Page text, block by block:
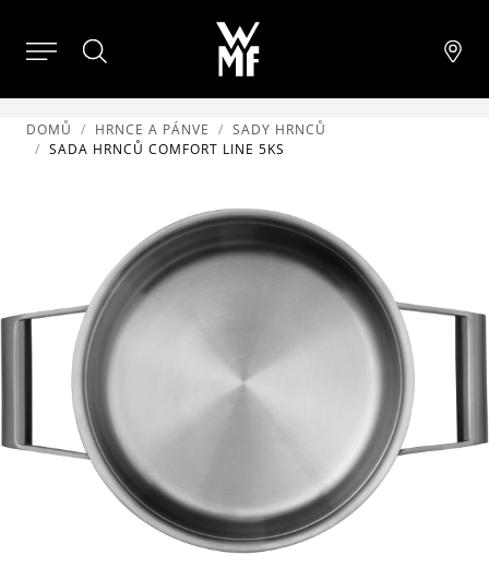
DOMŮ HRNCE A PÁNVE
SADY HRNCŮ
SADA HRNCŮ COMFORT LINE 5KS